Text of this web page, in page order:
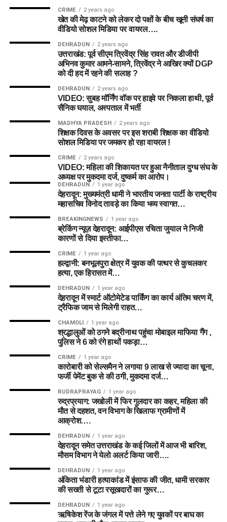
CRIME 2 years ago
खेत की मेढ़ काटने को लेकर दो पक्षों के बीच खूनी संघर्ष का
वीडियो सोशल मिडिया पर वायरल….
DEHRADUN 2 years ago
उत्तराखंड: पूर्व सीएम त्रिवेंद्र सिंह रावत और डीजीपी
अभिनव कुमार आमने-सामने, त्रिवेंद्र ने आखिर क्यों DGP
को दी हद में रहने की सलाह ?
DEHRADUN 2 years ago
VIDEO: सुबह मॉर्निंग वॉक पर हाइवे पर निकला हाथी, पूर्व
सैनिक घयाल, अस्पताल में भर्ती
MADHYA PRADESH 2 years ago
शिक्षक दिवस के अवसर पर इस शराबी शिक्षक का वीडियो
सोशल मिडिया पर जमकर हो रहा वायरल !
CRIME 2 years ago
VIDEO: महिला की शिकायत पर हुआ नैनीताल दुग्ध संघ के
अध्यक्ष पर मुकदमा दर्ज, दुष्कर्म का आरोप।
DEHRADUN 1 year ago
देहरादून: मुख्यमंत्री धामी ने भारतीय जनता पार्टी के राष्ट्रीय
महासचिव विनोद तावड़े का किया भव्य स्वागत…
BREAKINGNEWS 1 year ago
ब्रेकिंग न्यूज़ देहरादून: आईपीएस रचिता जुयाल ने निजी
कारणों से दिया इस्तीफा…
CRIME 1 year ago
हल्द्वानी: बनभूलपुरा क्षेत्र में युवक की पत्थर से कुचलकर
हत्या, एक हिरासत में…
DEHRADUN 1 year ago
देहरादून में स्मार्ट ऑटोमेटेड पार्किंग का कार्य अंतिम चरण में,
ट्रैफिक जाम से मिलेगी राहत…
CHAMOLI 1 year ago
श्रद्धालुओं को ठगने बद्रीनाथ पहुंचा मोबाइल माफिया गैंग ,
पुलिस ने 6 को रंगे हाथों पकड़ा…
CRIME 1 year ago
कारोबारी को सेल्समैन ने लगाया 9 लाख से ज्यादा का चूना,
फर्जी पेमेंट बुक से की ठगी, मुकदमा दर्ज…
RUDRAPRAYAG 1 year ago
रुद्रप्रयाग: जखोली में फिर गुलदार का कहर, महिला की
मौत से दहशत, वन विभाग के खिलाफ ग्रामीणों में
आक्रोश….
DEHRADUN 1 year ago
देहरादून समेत उत्तराखंड के कई जिलों में आज भी बारिश,
मौसम विभाग ने येलो अलर्ट किया जारी….
DEHRADUN 1 year ago
अंकिता भंडारी हत्याकांड में इंसाफ की जीत, धामी सरकार
की सख्ती से टूटा रसूखदारों का गुरूर…
DEHRADUN 1 year ago
ऋषिकेश रेंज के जंगल में पत्ते लेने गए युवकों पर बाघ का